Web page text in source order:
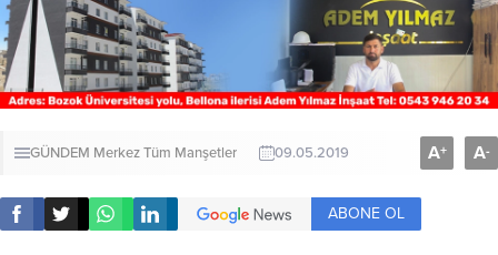
GÜNDEM MerkezTüm Manşetler 09.05.2019 A+ A-
ABONE OL